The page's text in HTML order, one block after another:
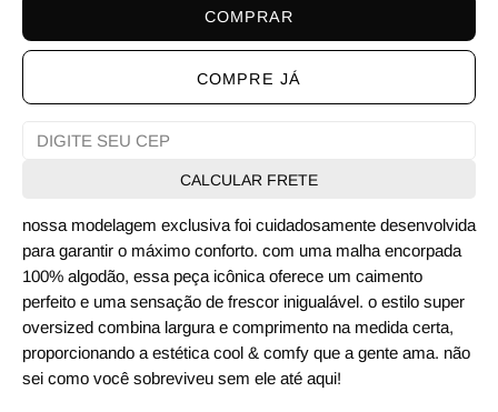
COMPRAR
COMPRE JÁ
CALCULAR FRETE
nossa modelagem exclusiva foi cuidadosamente desenvolvida
para garantir o máximo conforto. com uma malha encorpada
100% algodão, essa peça icônica oferece um caimento
perfeito e uma sensação de frescor inigualável. o estilo super
oversized combina largura e comprimento na medida certa,
proporcionando a estética cool & comfy que a gente ama. não
sei como você sobreviveu sem ele até aqui!